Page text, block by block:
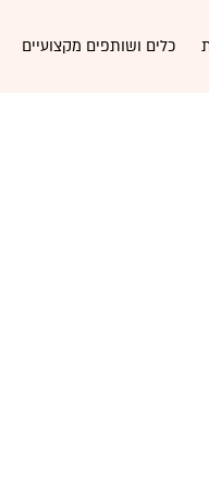
כלים ושותפים מקצועיים